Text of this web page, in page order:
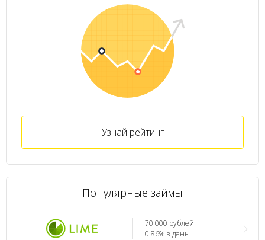
Узнай рейтинг
Популярные займы
70 000 рублей
0.86% в день